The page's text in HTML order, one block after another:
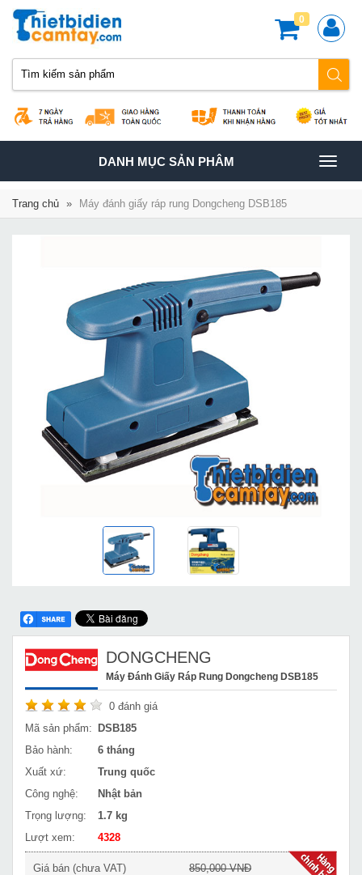
0
TOGGLE
NAVIGATION
DANH MỤC SẢN PHÂM
Trang chủ » Máy đánh giấy ráp rung Dongcheng DSB185
DONGCHENG
Máy Đánh Giấy Ráp Rung Dongcheng DSB185
0 đánh giá
Mã sản phẩm:
DSB185
Bảo hành:
6 tháng
Xuất xứ:
Trung quốc
Công nghệ:
Nhật bản
Trọng lượng:
1.7 kg
Lượt xem:
4328
Giá bán (chưa VAT)
850,000 VNĐ